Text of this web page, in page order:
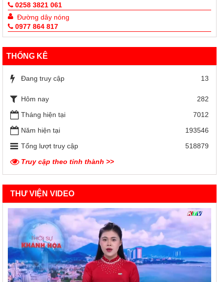
0258 3821 061
Đường dây nóng
0977 864 817
THỐNG KÊ
Đang truy cập 13
Hôm nay
282
Tháng hiện tại
7012
Năm hiện tại
193546
Tổng lượt truy cập
518879
Truy cập theo tỉnh thành >>
THƯ VIỆN VIDEO